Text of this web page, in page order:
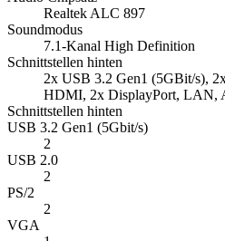
Realtek ALC 897
Soundmodus
7.1-Kanal High Definition
Schnittstellen hinten
2x USB 3.2 Gen1 (5GBit/s),
HDMI, 2x DisplayPort, LAN,
Schnittstellen hinten
USB 3.2 Gen1 (5Gbit/s)
2
USB 2.0
2
PS/2
2
VGA